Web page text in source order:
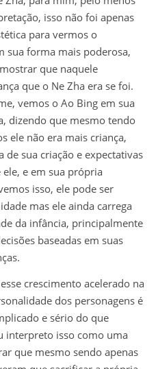
isso não foi apenas
para vermos o
sua forma mais poderosa,
que naquele
que o Ne Zha era se foi.
vemos o Ao Bing em sua
dizendo que mesmo tendo
ele não era mais criança,
de sua criação e expectativas
e em sua própria
isso, ele pode ser
mas ele ainda carrega
da infância, principalmente
baseadas em suas
crescimento acelerado na
dos personagens é
e sério do que
interpreto isso como uma
que mesmo sendo apenas